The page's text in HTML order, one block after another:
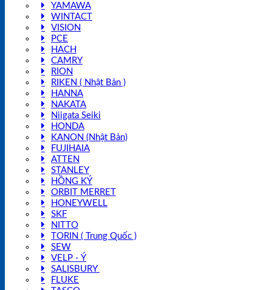
YAMAWA
WINTACT
VISION
PCE
HACH
CAMRY
RION
RIKEN ( Nhật Bản )
HANNA
NAKATA
Niigata Seiki
HONDA
KANON (Nhật Bản)
FUJIHAIA
ATTEN
STANLEY
HỒNG KÝ
ORBIT MERRET
HONEYWELL
SKF
NITTO
TORIN ( Trung Quốc )
SEW
VELP - Ý
SALISBURY
FLUKE